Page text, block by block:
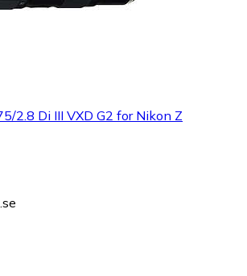
2.8 Di III VXD G2 for Nikon Z